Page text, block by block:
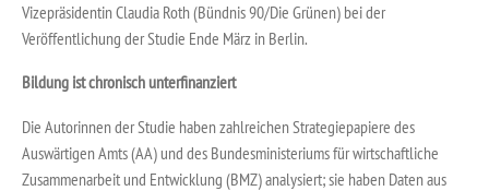
Vizepräsidentin Claudia Roth (Bündnis 90/Die Grünen) bei der
Veröffentlichung der Studie Ende März in Berlin.
Bildung ist chronisch unterfinanziert
Die Autorinnen der Studie haben zahlreichen Strategiepapiere des
Auswärtigen Amts (AA) und des Bundesministeriums für wirtschaftliche
Zusammenarbeit und Entwicklung (BMZ) analysiert; sie haben Daten aus